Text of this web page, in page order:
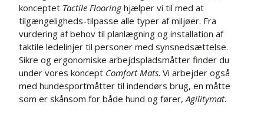
konceptet Tactile Flooringhjælper vi til med at
tilgængeligheds-tilpasse alle typer af miljøer. Fra
vurdering af behov til planlægning og installation af
taktile ledelinjer til personer med synsnedsættelse.
Sikre og ergonomiske arbejdspladsmåtter finder du
under vores koncept Comfort Mats. Vi arbejder også
med hundesportmåtter til indendørs brug, en måtte
som er skånsom for både hund og fører,Agilitymat.